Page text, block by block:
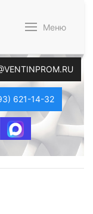
Меню
621-14-32